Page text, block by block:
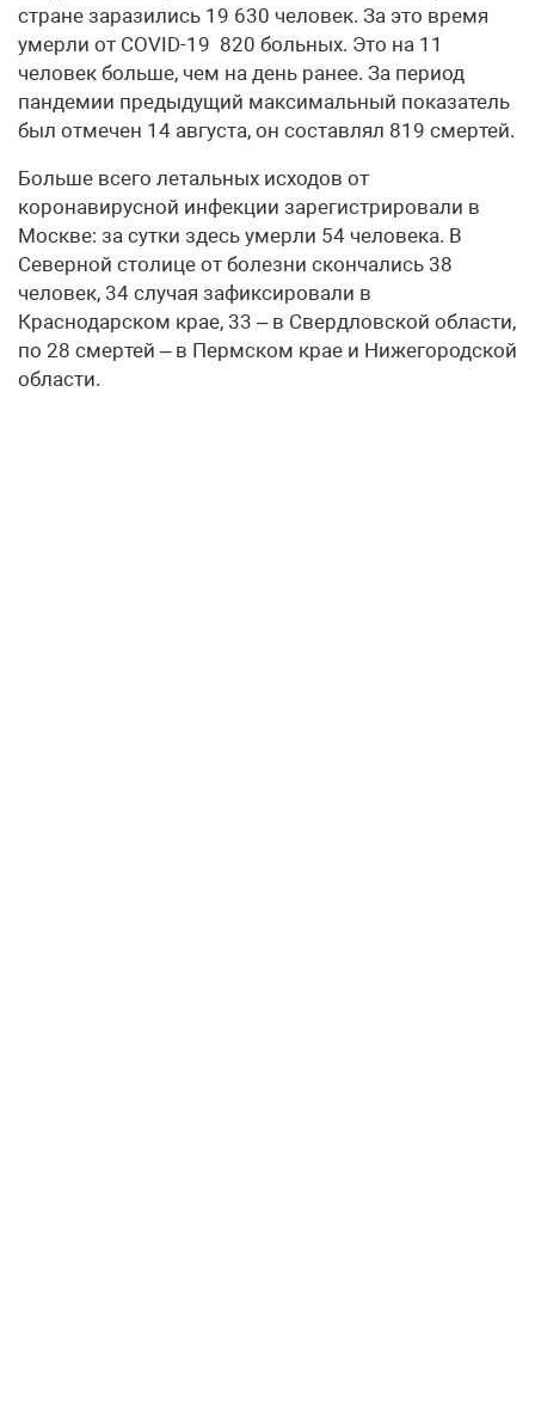
стране заразились 19 630 человек. За это время
умерли от СOVID-19 820 больных. Это на 11
человек больше, чем на день ранее. За период
пандемии предыдущий максимальный показатель
был отмечен 14 августа, он составлял 819 смертей.
Больше всего летальных исходов от
коронавирусной инфекции зарегистрировали в
Москве: за сутки здесь умерли 54 человека. В
Северной столице от болезни скончались 38
человек, 34 случая зафиксировали в
Краснодарском крае, 33 – в Свердловской области,
по 28 смертей – в Пермском крае и Нижегородской
области.